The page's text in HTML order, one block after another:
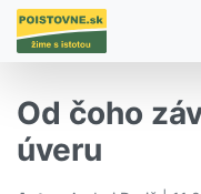
Od čoho
úveru